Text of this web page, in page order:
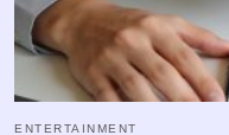
ENTERTAINMENT